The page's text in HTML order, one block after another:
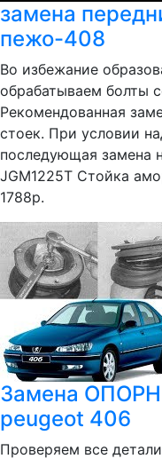
замена
пежо-408
Во избежание
обрабатываем болты
Рекомендованная
стоек. При условии
последующая замена
JGM1225T Стойка
1788р.
Замена
peugeot 406
Проверяем все